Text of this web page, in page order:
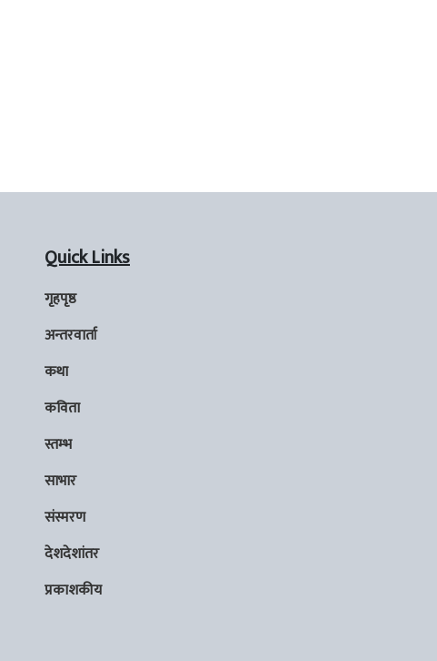
Quick Links
गृहपृष्ठ
अन्तरवार्ता
कथा
कविता
स्तम्भ
साभार
संस्मरण
देशदेशांतर
प्रकाशकीय